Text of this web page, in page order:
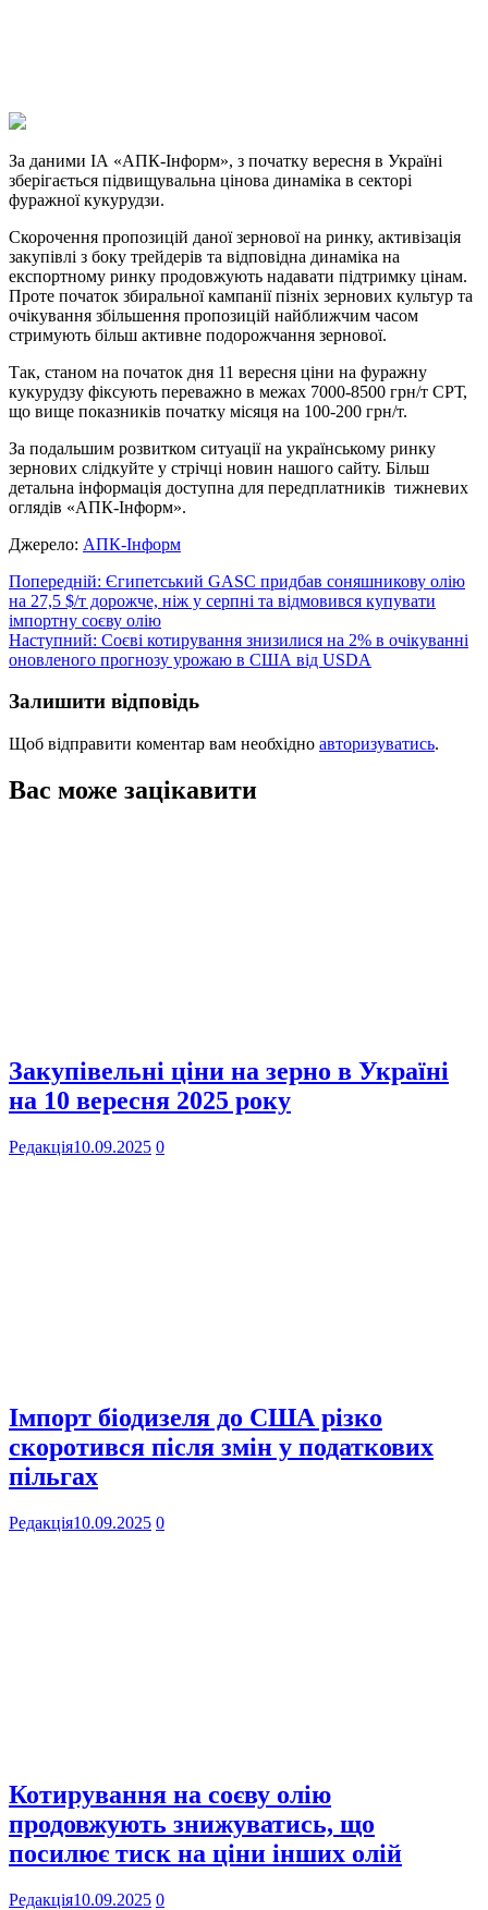
Link
Print
За даними ІА «АПК-Інформ», з початку вересня в Україні
зберігається підвищувальна цінова динаміка в секторі
фуражної кукурудзи.
Скорочення пропозицій даної зернової на ринку, активізація
закупівлі з боку трейдерів та відповідна динаміка на
експортному ринку продовжують надавати підтримку цінам.
Проте початок збиральної кампанії пізніх зернових культур та
очікування збільшення пропозицій найближчим часом
стримують більш активне подорожчання зернової.
Так, станом на початок дня 11 вересня ціни на фуражну
кукурудзу фіксують переважно в межах 7000-8500 грн/т СРТ,
що вище показників початку місяця на 100-200 грн/т.
За подальшим розвитком ситуації на українському ринку
зернових слідкуйте у стрічці новин нашого сайту. Більш
детальна інформація доступна для передплатників тижневих
оглядів «АПК-Інформ».
Джерело: АПК-Інформ
Навігація
записів
Попередній: Єгипетський GASC придбав соняшникову олію
на 27,5 $/т дорожче, ніж у серпні та відмовився купувати
імпортну соєву олію
Наступний: Соєві котирування знизилися на 2% в очікуванні
оновленого прогнозу урожаю в США від USDA
Залишити відповідь
Щоб відправити коментар вам необхідно авторизуватись.
Вас може зацікавити
Закупівельні ціни на зерно в Україні
на 10 вересня 2025 року
Редакція10.09.2025 0
Імпорт біодизеля до США різко
скоротився після змін у податкових
пільгах
Редакція10.09.2025 0
Котирування на соєву олію
продовжують знижуватись, що
посилює тиск на ціни інших олій
Редакція10.09.2025 0